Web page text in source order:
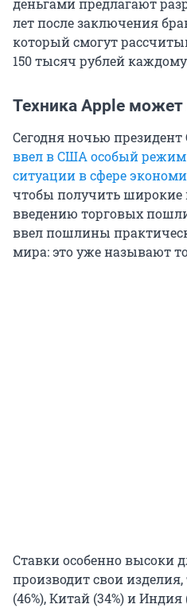
деньгами предлагают
лет после заключения
который смогут
150 тысяч рублей
Техника Apple
Сегодня ночью
ввел в США особый
ситуации в сфере
чтобы получить
введению торговых
ввел пошлины
мира: это уже называют
Ставки особенно высоки
производит свои
(46%), Китай (34%) и